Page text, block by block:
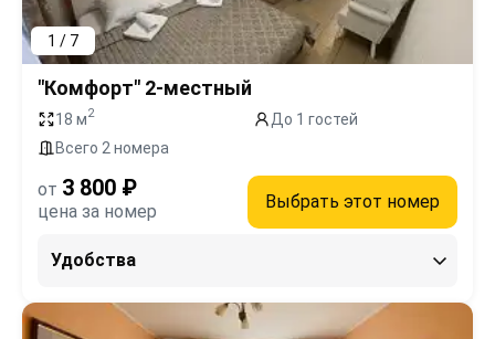
1 / 7
"Комфорт" 2-местный
18 м2
До 1 гостей
Всего 2 номера
от 3 800 ₽
цена за номер Выбрать этот номер
Удобства